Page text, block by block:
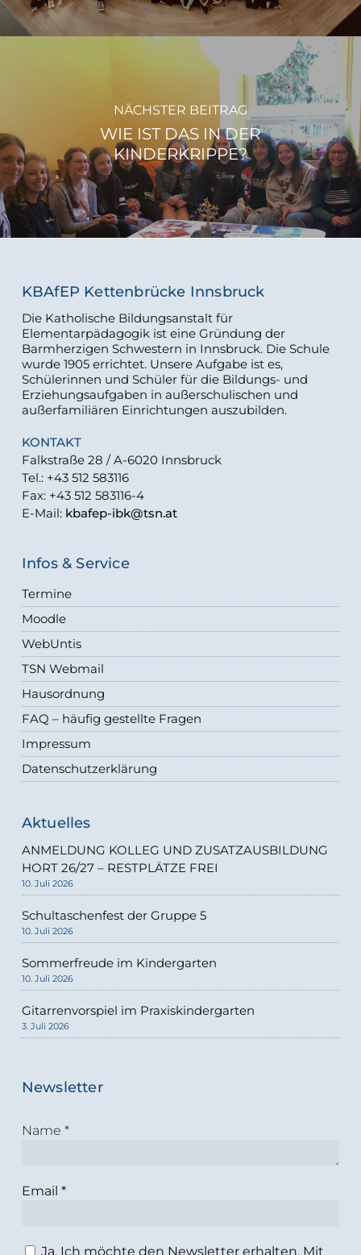
NÄCHSTER BEITRAG
WIE IST DAS IN DER
KINDERKRIPPE?
KBAfEP Kettenbrücke Innsbruck
Die Katholische Bildungsanstalt für
Elementarpädagogik ist eine Gründung der
Barmherzigen Schwestern in Innsbruck. Die Schule
wurde 1905 errichtet. Unsere Aufgabe ist es,
Schülerinnen und Schüler für die Bildungs- und
Erziehungsaufgaben in außerschulischen und
außerfamiliären Einrichtungen auszubilden.
KONTAKT
Falkstraße 28 / A-6020 Innsbruck
Tel.: +43 512 583116
Fax: +43 512 583116-4
E-Mail: kbafep-ibk@tsn.at
Infos & Service
Termine
Moodle
WebUntis
TSN Webmail
Hausordnung
FAQ – häufig gestellte Fragen
Impressum
Datenschutzerklärung
Aktuelles
ANMELDUNG KOLLEG UND ZUSATZAUSBILDUNG
HORT 26/27 – RESTPLÄTZE FREI
10. Juli 2026
Schultaschenfest der Gruppe 5
10. Juli 2026
Sommerfreude im Kindergarten
10. Juli 2026
Gitarrenvorspiel im Praxiskindergarten
3. Juli 2026
Newsletter
Name *
Email *
Ja, Ich möchte den Newsletter erhalten. Mit